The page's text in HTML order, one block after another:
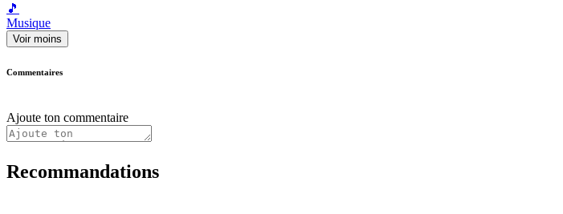
🎵
Musique
Voir moins
Commentaires
Ajoute ton commentaire
Recommandations